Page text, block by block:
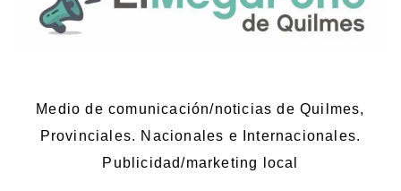
Medio de comunicación/noticias de Quilmes,
Provinciales. Nacionales e Internacionales.
Publicidad/marketing local